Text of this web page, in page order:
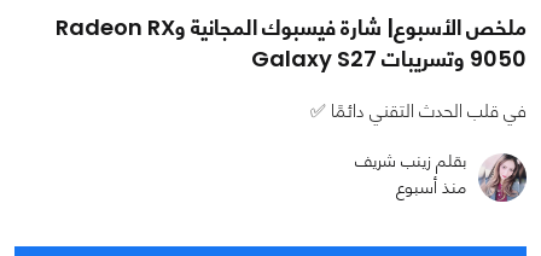
ملخص الأسبوع| شارة فيسبوك المجانية وRadeon RX
9050 وتسريبات Galaxy S27
في قلب الحدث التقني دائمًا ✅
بقلم زينب شريف
منذ أسبوع